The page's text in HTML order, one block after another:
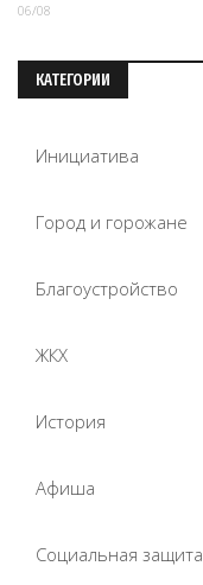
06/08
КАТЕГОРИИ
Инициатива
Город и горожане
Благоустройство
ЖКХ
История
Афиша
Социальная защита